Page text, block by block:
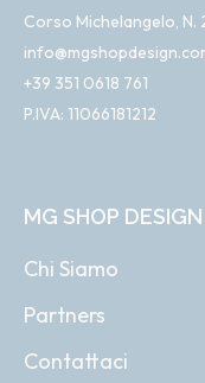
Corso Michelangelo, N.
+39 351 0618 761
P.IVA: 11066181212
MG SHOP DESIGN
Chi Siamo
Partners
Contattaci